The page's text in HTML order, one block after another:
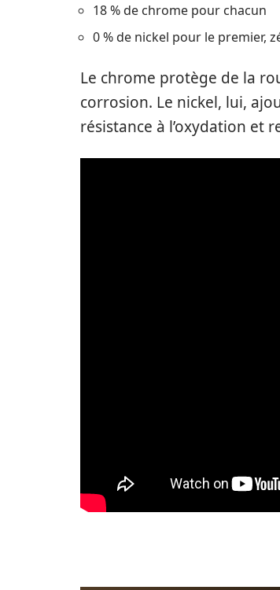
18 % de chrome pour chacun
0 % de nickel pour le premier,
Le chrome protège de la
corrosion. Le nickel, lui,
résistance à l’oxydation et